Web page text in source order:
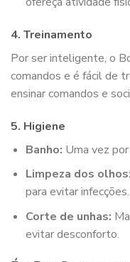
4. Treinamento
Por ser inteligente, o
comandos e é fácil de
ensinar comandos e
5. Higiene
Banho: Uma vez
Limpeza dos olhos:
para evitar infecções.
Corte de unhas:
evitar desconforto.